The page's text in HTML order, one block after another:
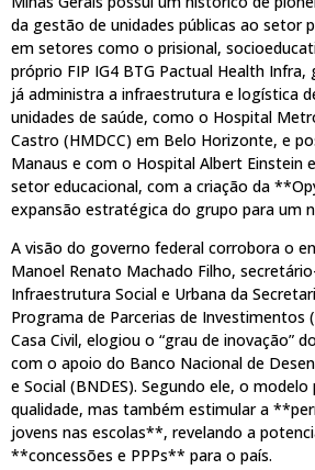
da gestão de unidades públicas ao setor
em setores como o prisional,
próprio FIP IG4 BTG Pactual Health
já administra a infraestrutura e logística
unidades de saúde, como o Hospital
Castro (HMDCC) em Belo Horizonte, e
Manaus e com o Hospital Albert Einstein
setor educacional, com a criação da
expansão estratégica do grupo para um
A visão do governo federal corrobora o
Manoel Renato Machado Filho,
Infraestrutura Social e Urbana da
Programa de Parcerias de Investimentos
Casa Civil, elogiou o “grau de inovação”
com o apoio do Banco Nacional de
e Social (BNDES). Segundo ele, o
qualidade, mas também estimular a
jovens nas escolas**, revelando a
**concessões e PPPs** para o país.